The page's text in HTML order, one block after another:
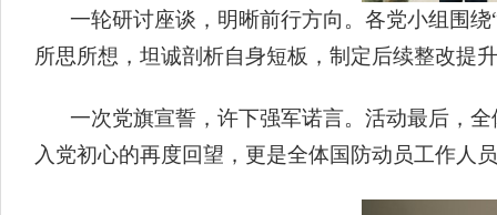
一轮研讨座谈，明晰前行方向。各党小组围
所思所想，坦诚剖析自身短板，制定后续整改提
一次党旗宣誓，许下强军诺言。活动最后，
入党初心的再度回望，更是全体国防动员工作人